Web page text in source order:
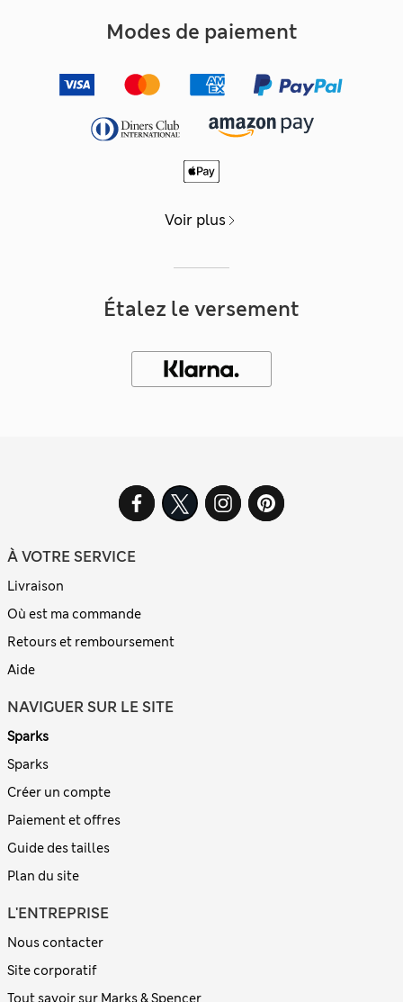
Modes de paiement
Voir plus
Étalez le versement
À VOTRE SERVICE
Livraison
Où est ma commande
Retours et remboursement
Aide
NAVIGUER SUR LE SITE
Sparks
Sparks
Créer un compte
Paiement et offres
Guide des tailles
Plan du site
L'ENTREPRISE
Nous contacter
Site corporatif
Tout savoir sur Marks & Spencer